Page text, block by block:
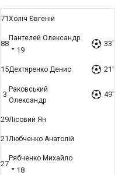
71Холіч Євгеній
88
Пантелей Олександр
19
33'
15Дехтяренко Денис 21'
3
Раковський
Олександр
49'
29Лісовий Ян
21Любченко Анатолій
27
Рябченко Михайло
18